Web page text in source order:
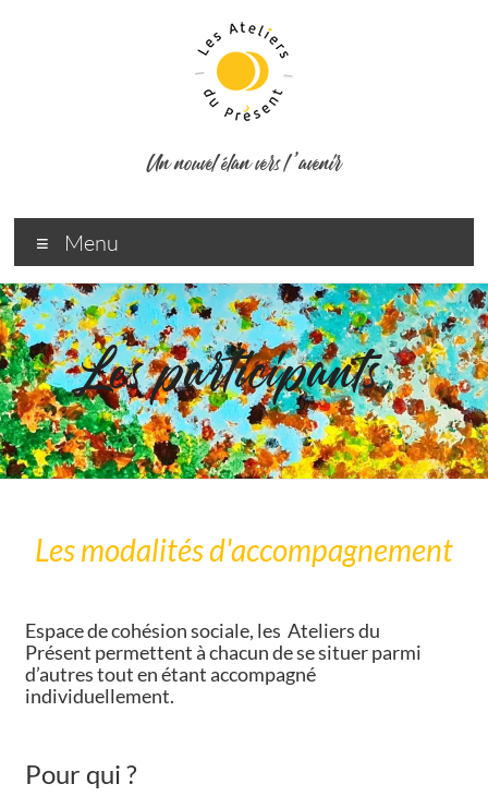
Un nouvel élan vers l ’avenir
Menu
Les participants
Les modalités d'accompagnement
Espace de cohésion sociale, les Ateliers du
Présent permettent à chacun de se situer parmi
d’autres tout en étant accompagné
individuellement.
Pour qui ?